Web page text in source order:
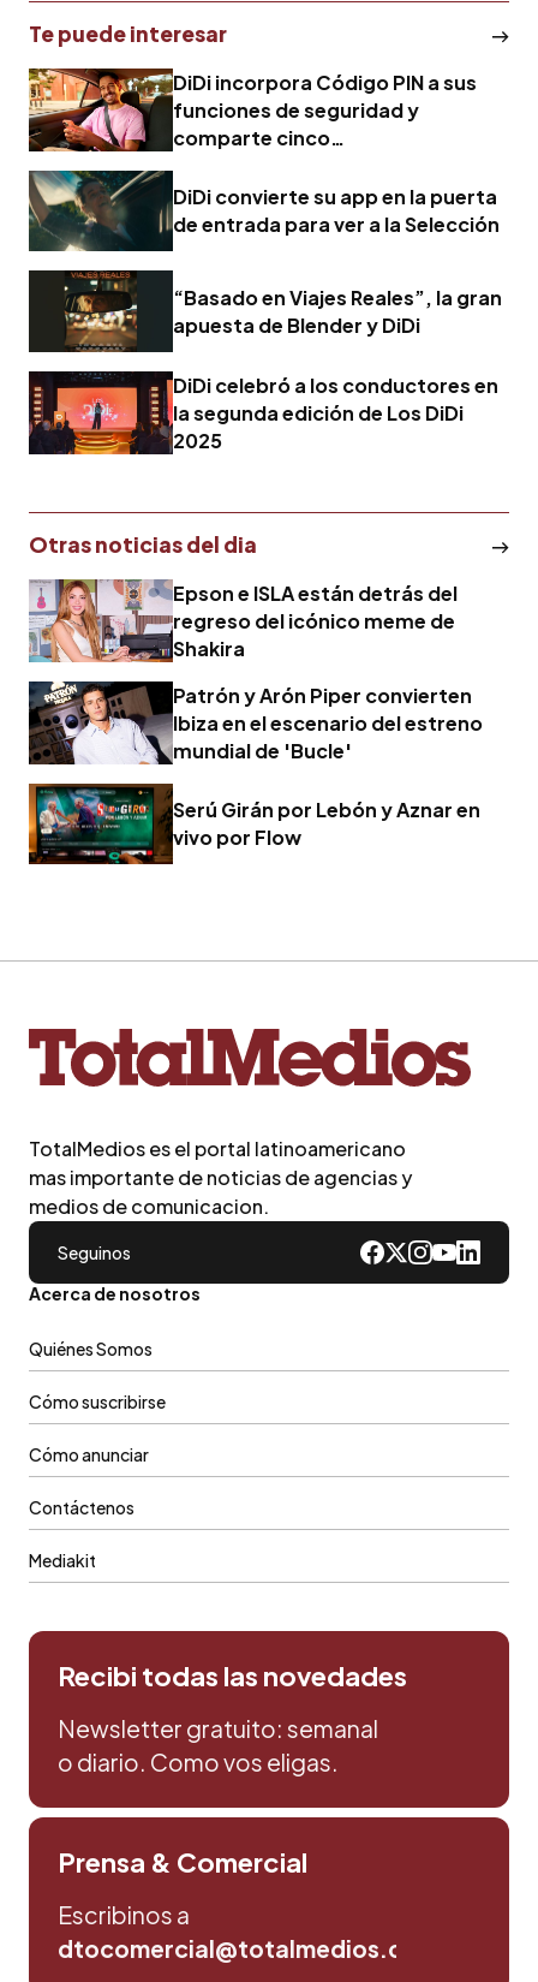
Te puede interesar
DiDi incorpora Código PIN a sus
funciones de seguridad y
comparte cinco
DiDi convierte su app en la puerta
de entrada para ver a la Selección
“Basado en Viajes Reales”, la gran
apuesta de Blender y DiDi
DiDi celebró a los conductores en
la segunda edición de Los DiDi
2025
Otras noticias del dia
Epson e ISLA están detrás del
regreso del icónico meme de
Shakira
Patrón y Arón Piper convierten
Ibiza en el escenario del estreno
mundial de 'Bucle'
Serú Girán por Lebón y Aznar en
vivo por Flow
TotalMedios es el portal latinoamericano
mas importante de noticias de agencias y
medios de comunicacion.
Seguinos
Acerca de nosotros
Quiénes Somos
Cómo suscribirse
Cómo anunciar
Contáctenos
Mediakit
Recibi todas las novedades
Newsletter gratuito: semanal
o diario. Como vos eligas.
Prensa & Comercial
Escribinos a
dtocomercial@totalmedios.com